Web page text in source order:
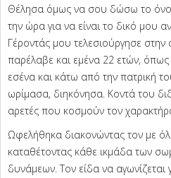
Θέλησα όμως να σου δώσω το
την ώρα για να είναι το δικό μου
Γέροντάς μου τελεσιούργησε
παρέλαβε και εμένα 22 ετών,
εσένα και κάτω από την πατρική
ωρίμασα, διηκόνησα. Κοντά του
αρετές που κοσμούν τον
Ωφελήθηκα διακονώντας τον με
καταθέτοντας κάθε ικμάδα των
δυνάμεων. Τον είδα να αγωνίζεται